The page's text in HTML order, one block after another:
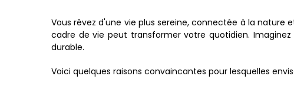
Vous rêvez d'une vie plus sereine, connectée à la nature
cadre de vie peut transformer votre quotidien.
durable.
Voici quelques raisons convaincantes pour lesquelles